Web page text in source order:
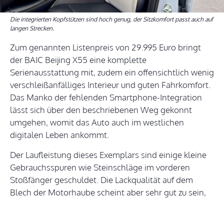
Die integrierten Kopfstützen sind hoch genug, der Sitzkomfort passt auch auf
langen Strecken.
Zum genannten Listenpreis von 29.995 Euro bringt
der BAIC Beijing X55 eine komplette
Serienausstattung mit, zudem ein offensichtlich wenig
verschleißanfälliges Interieur und guten Fahrkomfort.
Das Manko der fehlenden Smartphone-Integration
lässt sich über den beschriebenen Weg gekonnt
umgehen, womit das Auto auch im westlichen
digitalen Leben ankommt.
Der Laufleistung dieses Exemplars sind einige kleine
Gebrauchsspuren wie Steinschläge im vorderen
Stoßfänger geschuldet. Die Lackqualität auf dem
Blech der Motorhaube scheint aber sehr gut zu sein,